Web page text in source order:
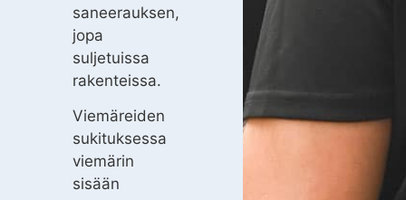
saneerauksen,
jopa
suljetuissa
rakenteissa.
Viemäreiden
sukituksessa
viemärin
sisään